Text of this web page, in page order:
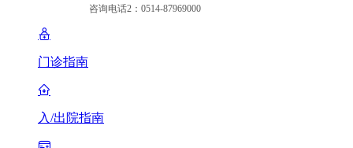
咨询电话2：0514-87969000
门诊指南
入/出院指南